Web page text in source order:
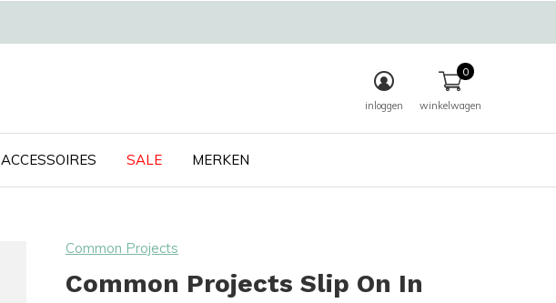
ACCESSOIRES SALE MERKEN
inloggen winkelwagen
0
Common Projects
Common Projects Slip On In